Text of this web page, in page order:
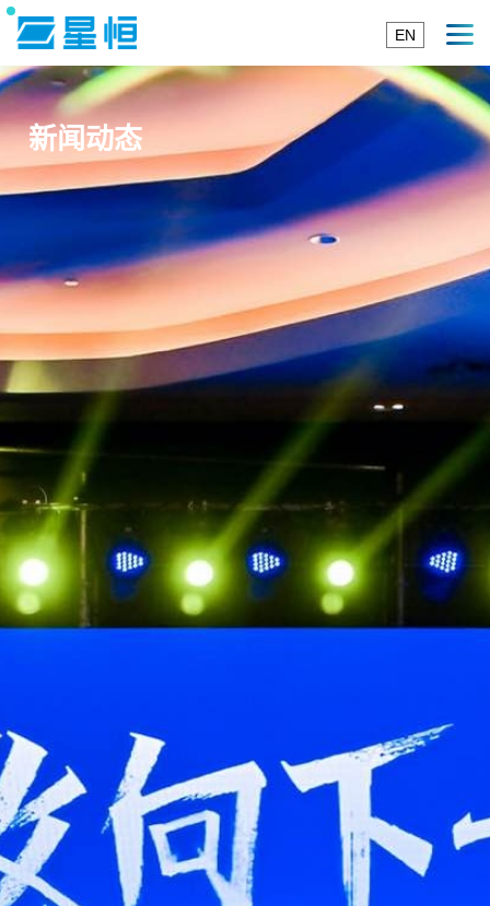
EN
新闻动态